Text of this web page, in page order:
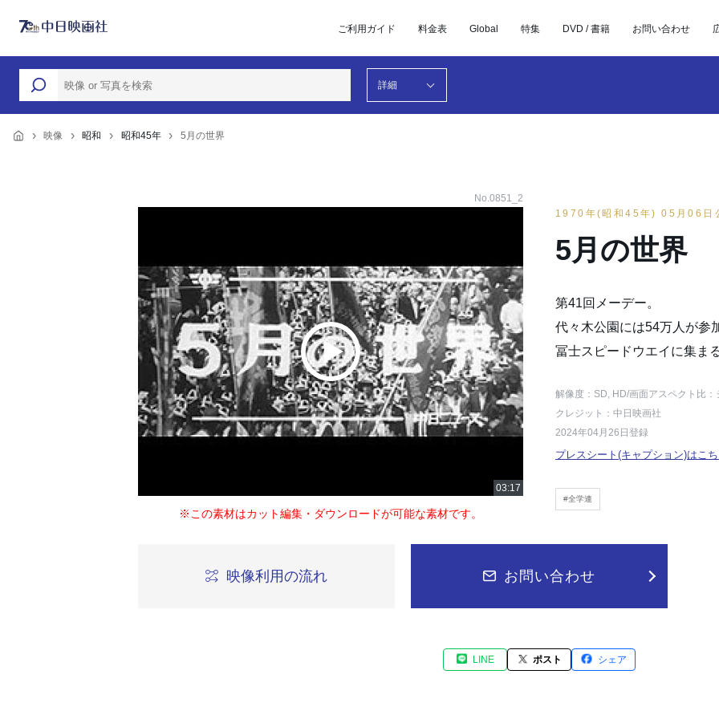
ご利用ガイド 料金表 Global 特集 DVD / 書籍 お問い合わせ
詳細
映像 昭和 昭和45年 5月の世界
No.0851_2
※この素材はカット編集・ダウンロードが可能な素材です。
1970年(昭和45年) 05月06日
5月の世界
第41回メーデー。
代々木公園には54万人が参
冨士スピードウエイに集ま
解像度：SD, HD/画面アスペクト比
クレジット：中日映画社
2024年04月26日登録
プレスシート(キャプション)はこち
#全学連
映像利用の流れ お問い合わせ
LINE ポスト シェア